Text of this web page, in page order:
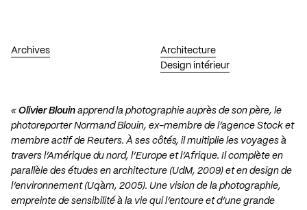
Archives
Architecture
Design intérieur
« Olivier Blouin apprend la photographie auprès de son père, le
photoreporter Normand Blouin, ex-membre de l’agence Stock et
membre actif de Reuters. À ses côtés, il multiplie les voyages à
travers l’Amérique du nord, l’Europe et l’Afrique. Il complète en
parallèle des études en architecture (UdM, 2009) et en design de
l’environnement (Uqàm, 2005). Une vision de la photographie,
empreinte de sensibilité à la vie qui l’entoure et d’une grande